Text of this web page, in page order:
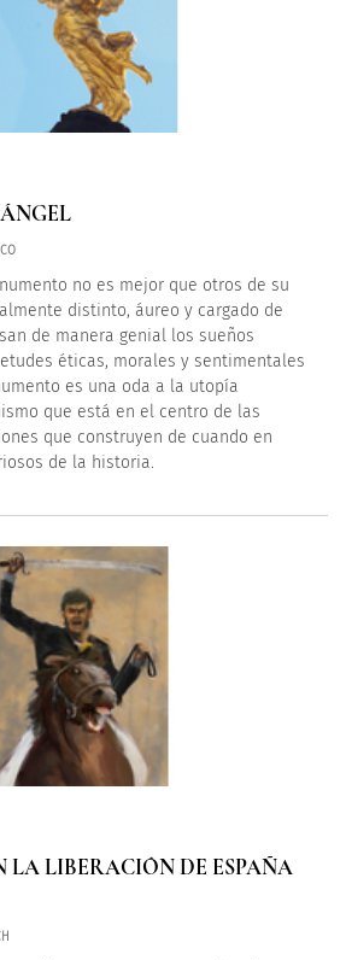
no es mejor que otros de su
distinto, áureo y cargado de
de manera genial los sueños
éticas, morales y sentimentales
es una oda a la utopía
que está en el centro de las
que construyen de cuando en
de la historia.
LA LIBERACIÓN DE ESPAÑA